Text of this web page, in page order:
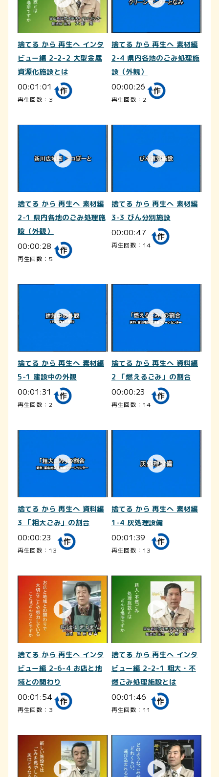
捨てる から 再生へ インタ
ビュー編 2-2-2 大型金属
資源化施設とは
00:01:01
再生回数：3
捨てる から 再生へ 素材編
2-4 県内各地のごみ処理施
設（外観）
00:00:26
再生回数：2
捨てる から 再生へ 素材編
2-1 県内各地のごみ処理施
設（外観）
00:00:28
再生回数：5
捨てる から 再生へ 素材編
3-3 びん分別施設
00:00:47
再生回数：14
捨てる から 再生へ 素材編
5-1 建設中の外観
00:01:31
再生回数：2
捨てる から 再生へ 資料編
2 「燃えるごみ」の割合
00:00:23
再生回数：14
捨てる から 再生へ 資料編
3 「粗大ごみ」の割合
00:00:23
再生回数：13
捨てる から 再生へ 素材編
1-4 灰処理設備
00:01:39
再生回数：13
捨てる から 再生へ インタ
ビュー編 2-6-4 お店と地
域との関わり
00:01:54
再生回数：3
捨てる から 再生へ インタ
ビュー編 2-2-1 粗大・不
燃ごみ処理施設とは
00:01:46
再生回数：11